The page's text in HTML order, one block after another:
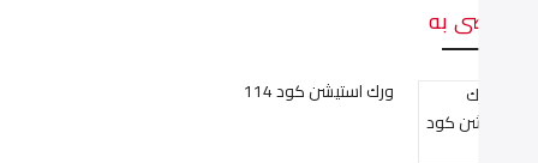
به
ورك استيشن كود 114